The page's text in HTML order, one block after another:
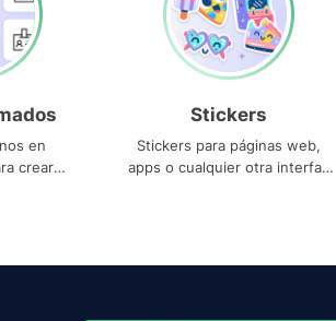
en
crear
Stickers
Stickers para páginas web,
apps o cualquier otra interfaz